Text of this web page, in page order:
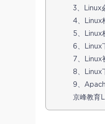
3、Linux
4、Linux
5、Linux
6、Linux
7、Linux
8、Linux
9、
京峰教育